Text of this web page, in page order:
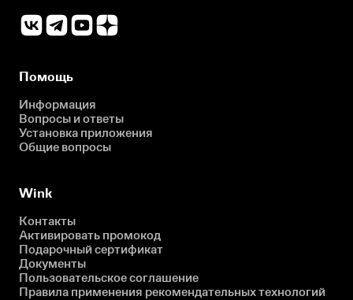
Помощь
Информация
Вопросы и ответы
Установка приложения
Общие вопросы
Wink
Контакты
Активировать промокод
Подарочный сертификат
Документы
Пользовательское соглашение
Правила применения рекомендательных технологий